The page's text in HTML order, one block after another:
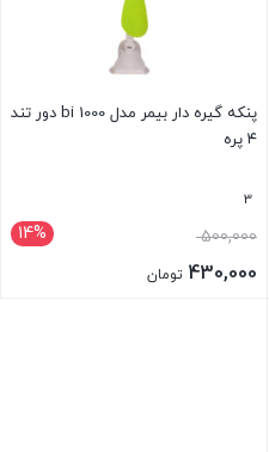
پنکه گیره دار بیمر مدل bi 1000 دور تند
۴ پره
3
14% 500,000قیمت
اصلی:430,000 تومان